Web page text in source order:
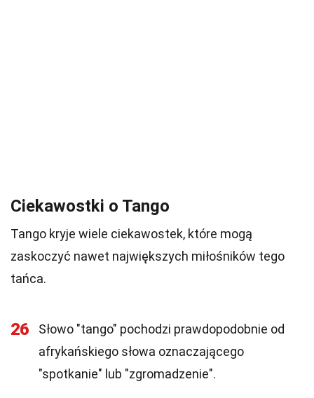
Ciekawostki o Tango
Tango kryje wiele ciekawostek, które mogą
zaskoczyć nawet największych miłośników tego
tańca.
26
Słowo "tango" pochodzi prawdopodobnie od
afrykańskiego słowa oznaczającego
"spotkanie" lub "zgromadzenie".